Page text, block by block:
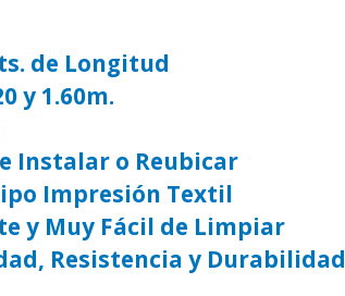
de Longitud
y 1.60m.
Instalar o Reubicar
Impresión Textil
y Muy Fácil de Limpiar
Resistencia y Durabilidad